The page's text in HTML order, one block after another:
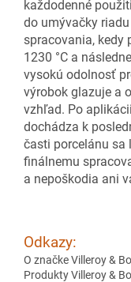
každodenné
do umývačky
spracovania, kedy
1230 °C a
vysokú odolnosť
výrobok glazuje a
vzhľad. Po
dochádza k
časti porcelánu sa
finálnemu
a nepoškodia ani
Odkazy:
O značke Villeroy &
Produkty Villeroy &